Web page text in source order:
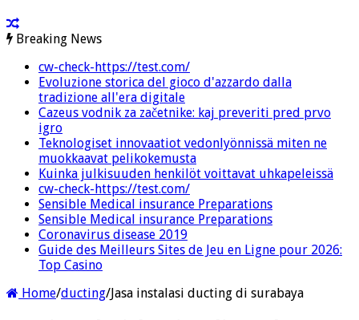
Breaking News
cw-check-https://test.com/
Evoluzione storica del gioco d'azzardo dalla
tradizione all'era digitale
Cazeus vodnik za začetnike: kaj preveriti pred prvo
igro
Teknologiset innovaatiot vedonlyönnissä miten ne
muokkaavat pelikokemusta
Kuinka julkisuuden henkilöt voittavat uhkapeleissä
cw-check-https://test.com/
Sensible Medical insurance Preparations
Sensible Medical insurance Preparations
Coronavirus disease 2019
Guide des Meilleurs Sites de Jeu en Ligne pour 2026:
Top Casino
Home/ducting/Jasa instalasi ducting di surabaya